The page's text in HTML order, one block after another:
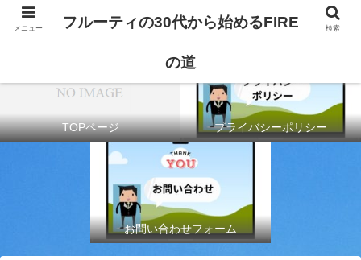
TOPページ プライバシーポリシー
お問い合わせフォーム
メニュー フルーティの30代から始めるFIRE
の道
検索